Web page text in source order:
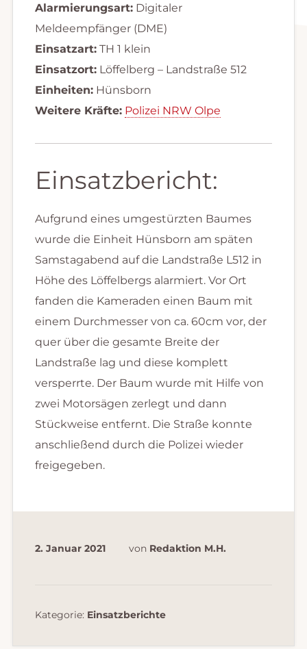
Alarmierungsart:Digitaler
Meldeempfänger (DME)
Einsatzart:TH 1 klein
Einsatzort:Löffelberg – Landstraße 512
Einheiten:Hünsborn
Weitere Kräfte: Polizei NRW Olpe
Einsatzbericht:
Aufgrund eines umgestürzten Baumes
wurde die Einheit Hünsborn am späten
Samstagabend auf die Landstraße L512 in
Höhe des Löffelbergs alarmiert. Vor Ort
fanden die Kameraden einen Baum mit
einem Durchmesser von ca. 60cm vor, der
quer über die gesamte Breite der
Landstraße lag und diese komplett
versperrte. Der Baum wurde mit Hilfe von
zwei Motorsägen zerlegt und dann
Stückweise entfernt. Die Straße konnte
anschließend durch die Polizei wieder
freigegeben.
2. Januar 2021 von Redaktion M.H.
Kategorie: Einsatzberichte